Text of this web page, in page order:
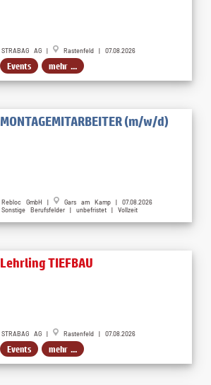
STRABAG AG | Rastenfeld | 07.08.2026
Events mehr ...
MONTAGEMITARBEITER (m/w/d)
Rebloc GmbH |
Gars am Kamp | 07.08.2026
Sonstige Berufsfelder | unbefristet | Vollzeit
Lehrling TIEFBAU
STRABAG AG | Rastenfeld | 07.08.2026
Events mehr ...